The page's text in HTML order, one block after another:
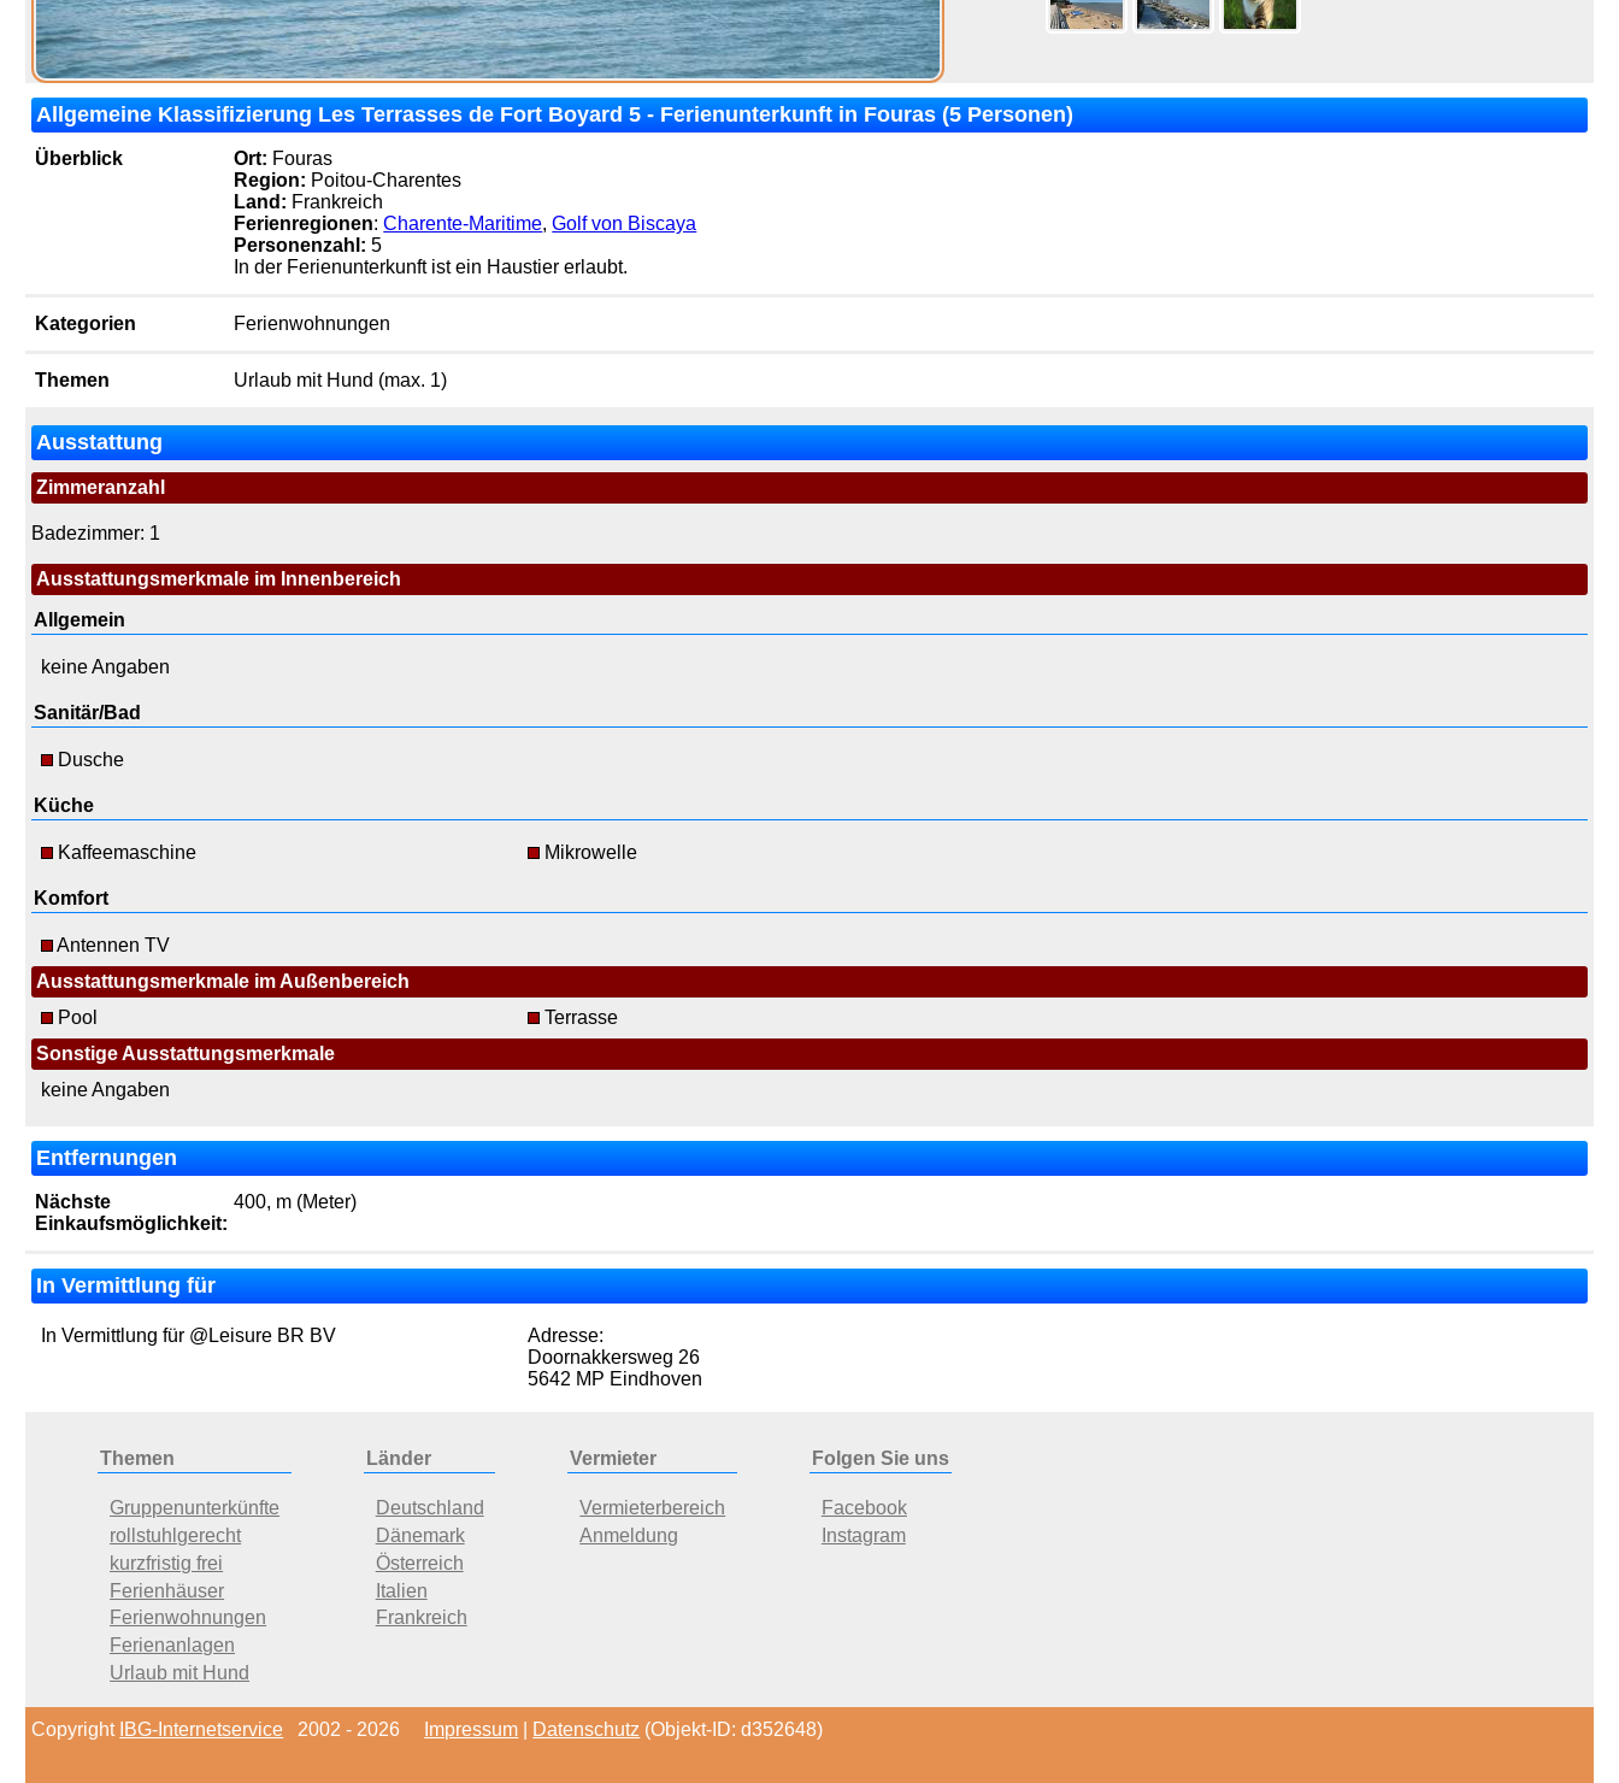
Allgemeine Klassifizierung Les Terrasses de Fort Boyard 5 - Ferienunterkunft in Fouras (5 Personen)
Überblick Ort: Fouras
Region: Poitou-Charentes
Land: Frankreich
Ferienregionen:Charente-Maritime,Golf von Biscaya
Personenzahl: 5
In der Ferienunterkunft ist ein Haustier erlaubt.
Kategorien Ferienwohnungen
Themen Urlaub mit Hund (max. 1)
Ausstattung
Zimmeranzahl
Badezimmer: 1
Ausstattungsmerkmale im Innenbereich
Allgemein
keine Angaben
Sanitär/Bad
Dusche
Küche
Kaffeemaschine Mikrowelle
Komfort
Antennen TV
Ausstattungsmerkmale im Außenbereich
Pool
Terrasse
Sonstige Ausstattungsmerkmale
keine Angaben
Entfernungen
Nächste
Einkaufsmöglichkeit:
400, m (Meter)
In Vermittlung für
In Vermittlung für @Leisure BR BV
Adresse:
Doornakkersweg 26
5642 MP Eindhoven
Themen
Gruppenunterkünfte
rollstuhlgerecht
kurzfristig frei
Ferienhäuser
Ferienwohnungen
Ferienanlagen
Urlaub mit Hund
Länder
Deutschland
Dänemark
Österreich
Italien
Frankreich
Vermieter
Vermieterbereich
Anmeldung
Folgen Sie uns
Facebook
Instagram
Copyright IBG-Internetservice 2002 - 2026 Impressum Datenschutz (Objekt-ID: d352648)